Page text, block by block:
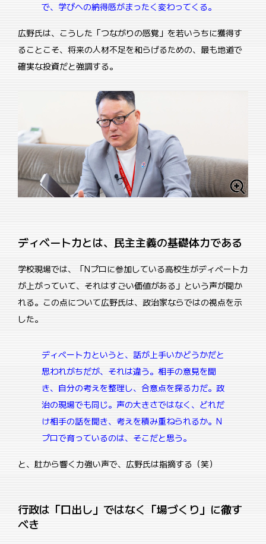
で、学びへの納得感がまったく変わってくる。
広野氏は、こうした「つながりの感覚」を若いうちに獲得す
ることこそ、将来の人材不足を和らげるための、最も地道で
確実な投資だと強調する。
ディベート力とは、民主主義の基礎体力である
学校現場では、「Nプロに参加している高校生がディベート力
が上がっていて、それはすごい価値がある」という声が聞か
れる。この点について広野氏は、政治家ならではの視点を示
した。
ディベート力というと、話が上手いかどうかだと
思われがちだが、それは違う。相手の意見を聞
き、自分の考えを整理し、合意点を探る力だ。政
治の現場でも同じ。声の大きさではなく、どれだ
け相手の話を聞き、考えを積み重ねられるか。N
プロで育っているのは、そこだと思う。
と、肚から響く力強い声で、広野氏は指摘する（笑）
行政は「口出し」ではなく「場づくり」に徹す
べき